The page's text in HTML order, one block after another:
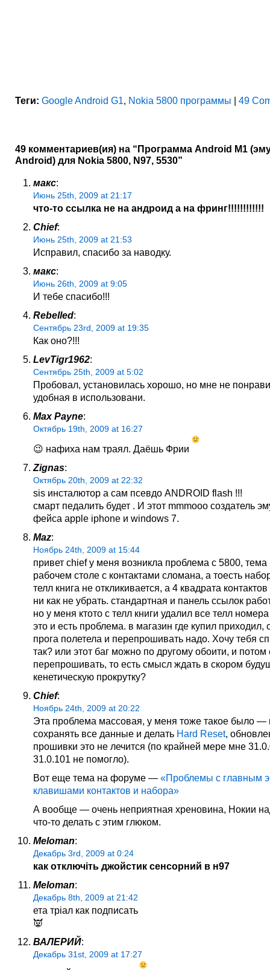
Теги: Google Android G1, Nokia 5800 программы 49
49 комментариев(ия) на “Программа Android M1
Android) для Nokia 5800, N97, 5530”
макс:
Июнь 25th, 2009 at 21:17
что-то ссылка не на андроид а на фринг!!!!!!!!!!!!
Chief:
Июнь 25th, 2009 at 21:53
Исправил, спасибо за наводку.
макс:
Июнь 26th, 2009 at 9:05
И тебе спасибо!!!
Rebelled:
Сентябрь 23rd, 2009 at 19:35
Как оно?!!!
LevTigr1962:
Сентябрь 25th, 2009 at 5:02
Пробовал, установилась хорошо, но мне не
удобная в использовани.
Max Payne:
Октябрь 19th, 2009 at 16:27
😉 нафиха нам траял. Даёшь Фрии
Zignas:
Октябрь 20th, 2009 at 22:32
sis инсталютор а сам псевдо ANDROID flash !!!
смарт педалить будет . И этот mmmooo создатель
фейса apple iphone и windows 7.
Maz:
Ноябрь 24th, 2009 at 15:44
привет chief у меня возникла проблема с 5800, тема
рабочем столе с контактами сломана, а тоесть
телл книга не откликивается, а 4 квадрата
ни как не убрать. стандартная и панель ссылок
но у меня ктото с телл книги удалил все телл
это и есть проблема. в магазин где купил приходил,
прога полетела и перепрошивать надо. Хочу тебя
так? или этот баг можно по другому обоити, и потом
перепрошивать, то есть смысл ждать в скором
кенетическую прокрутку?
Chief:
Ноябрь 24th, 2009 at 20:22
Эта проблема массовая, у меня тоже такое было —
сохранять все данные и делать Hard Reset,
прошивки это не лечится (по крайней мере мне
31.0.101 не помогло).
Вот еще тема на форуме — «Проблемы с главным
клавишами контактов и набора»
А вообще — очень неприятная хреновина, Нокии
что-то делать с этим глюком.
Meloman:
Декабрь 3rd, 2009 at 0:24
как отключіть джойстик сенсорний в н97
Meloman:
Декабрь 8th, 2009 at 21:42
ета тріал как подписать
👿
ВАЛЕРИЙ:
Декабрь 31st, 2009 at 17:27